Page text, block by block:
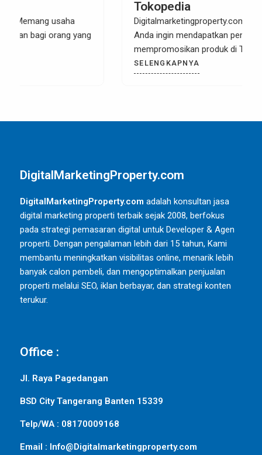
Digitalmarketingproperty.com – Apakah saat ini
Anda ingin mendapatkan penghasilan dari
mempromosikan produk di Tokopedia? Ya,
DigitalMarketingProperty.com
DigitalMarketingProperty.com adalah konsultan jasa
digital marketing properti terbaik sejak 2008, berfokus
pada strategi pemasaran digital untuk Developer & Agen
properti. Dengan pengalaman lebih dari 15 tahun, Kami
membantu meningkatkan visibilitas online, menarik lebih
banyak calon pembeli, dan mengoptimalkan penjualan
properti melalui SEO, iklan berbayar, dan strategi konten
terukur.
Office :
Jl. Raya Pagedangan
BSD City Tangerang Banten 15339
Telp/WA : 08170009168
Email : Info@Digitalmarketingproperty.com